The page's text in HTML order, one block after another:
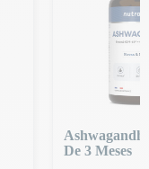
De 3 Meses